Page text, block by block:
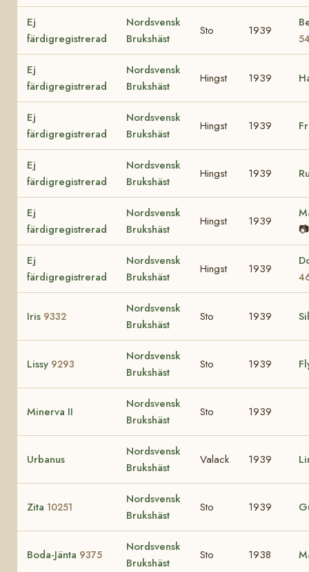
Ej
färdigregistrerad
Nordsvensk
Brukshäst
Sto 1939
Ej
färdigregistrerad
Nordsvensk
Brukshäst
Hingst 1939
Ej
färdigregistrerad
Nordsvensk
Brukshäst
Hingst 1939
Ej
färdigregistrerad
Nordsvensk
Brukshäst
Hingst 1939
Ej
färdigregistrerad
Nordsvensk
Brukshäst
Hingst 1939
📷
Ej
färdigregistrerad
Nordsvensk
Brukshäst
Hingst 1939
Iris 9332
Nordsvensk
Brukshäst
Sto 1939
Lissy 9293
Nordsvensk
Brukshäst
Sto 1939
Minerva II
Nordsvensk
Brukshäst
Sto 1939
Urbanus
Nordsvensk
Brukshäst
Valack 1939
Zita 10251
Nordsvensk
Brukshäst
Sto 1939
Boda-Jänta 9375
Nordsvensk
Brukshäst
Sto 1938